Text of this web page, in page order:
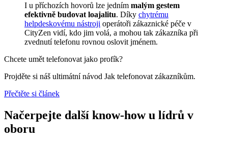
I u příchozích hovorů lze jedním malým gestem
efektivně budovat loajalitu. Díky chytrému
helpdeskovému nástroji operátoři zákaznické péče v
CityZen vidí, kdo jim volá, a mohou tak zákazníka při
zvednutí telefonu rovnou oslovit jménem.
Chcete umět telefonovat jako profík?
Projděte si náš ultimátní návod Jak telefonovat zákazníkům.
Přečtěte si článek
Načerpejte další know-how u lídrů v
oboru